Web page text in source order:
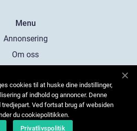
Menu
Annonsering
Om oss
Kontakta oss
Sitemap
cookies til at huske dine indstillinger,
af indhold og annoncer. Denne
Ved fortsat brug af websiden
du cookiepolitikken.
Privatlivspolitik